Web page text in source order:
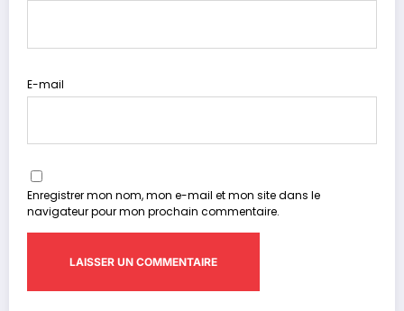
E-mail
Enregistrer mon nom, mon e-mail et mon site dans le
navigateur pour mon prochain commentaire.